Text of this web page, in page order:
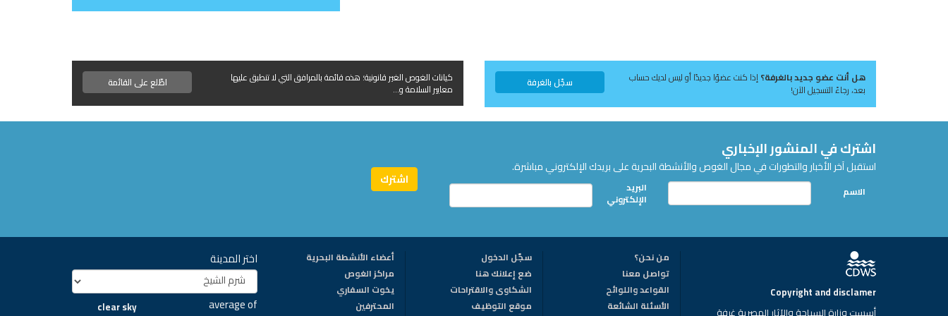
هل أنت عضو جديد بالغرفة؟إذا كنت عضوًا جديدًا أو ليس لديك حساب
بعد، رجاءً التسجيل الآن! سجّل بالغرفة كيانات الغوص الغير قانونية؛ هذه قائمة بالمرافق التي لا تنطبق عليها
معايير السلامة و... اطّلع على القائمة
اشترك في المنشور الإخباري
استقبل آخر الأخبار والتطورات في مجال الغوص والأنشطة البحرية على بريدك الإلكتروني مباشرة.
الاسم البريد
الإلكتروني
Copyright and disclamer
من نحن؟
تواصل معنا
القواعد واللوائح
الأسئلة الشائعة
سجّل الدخول
ضع إعلانك هنا
الشكاوى والاقتراحات
موقع التوظيف
أعضاء الأنشطة البحرية
مراكز الغوص
يخوت السفاري
المحترفين
اختر المدينة
average of
clear sky